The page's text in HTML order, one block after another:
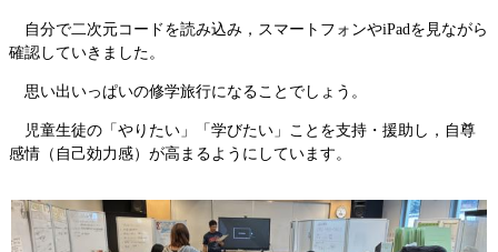
自分で二次元コードを読み込み，スマートフォンやiPadを見ながら
確認していきました。
思い出いっぱいの修学旅行になることでしょう。
児童生徒の「やりたい」「学びたい」ことを支持・援助し，自尊
感情（自己効力感）が高まるようにしています。